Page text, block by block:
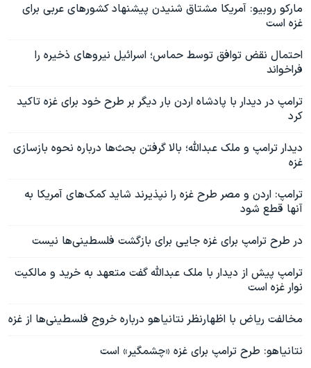
مارکو روبیو: آمریکا مشتاق شنیدن پیشنهاد کشورهای عربی برای
غزه است
احتمال نقض توافق توسط حماس؛ اسرائیل نیروهای ذخیره‌ را
فراخواند
ترامپ در دیدار با پادشاه اردن بار دیگر بر طرح خود برای غزه تاکید
کرد
دیدار ترامپ و ملک عبدالله؛ بالا گرفتن بحث‌ها درباره نحوه بازسازی
غزه
ترامپ: اردن و مصر طرح غزه را نپذیرند شاید کمک‌های آمریکا به
آنها قطع شود
در طرح ترامپ برای غزه جایی برای بازگشت فلسطینی‌ها نیست
ترامپ پیش از دیدار با ملک عبدالله گفت متعهد به خرید و مالکیت
نوار غزه است
مخالفت ریاض با اظهارنظر نتانیاهو درباره خروج فلسطینی‌ها از غزه
نتانیاهو: طرح ترامپ برای غزه «چشمگیر» است